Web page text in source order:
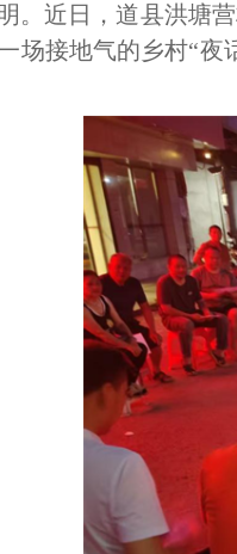
。近日，道县洪塘
场接地气的乡村“